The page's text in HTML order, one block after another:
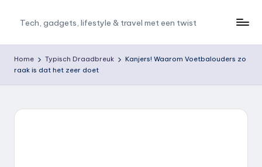
inhoud
D
r
a
a
Tech, gadgets, lifestyle & travel met een twist
Home Typisch Draadbreuk
Kanjers! Waarom Voetbalouders zo
raak is dat het zeer doet